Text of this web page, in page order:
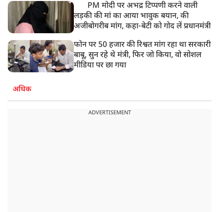
PM मोदी पर अभद्र टिप्पणी करने वाली
लड़की की मां का आया भावुक बयान, की
अजीबोगरीब मांग, कहा-बेटी को गोद लें प्रधानमंत्री
फोन पर 50 हजार की रिश्वत मांग रहा था सरकारी
बाबू, सुन रहे थे मंत्री, फिर जो किया, वो सोशल
मीडिया पर छा गया
अधिक
ADVERTISEMENT